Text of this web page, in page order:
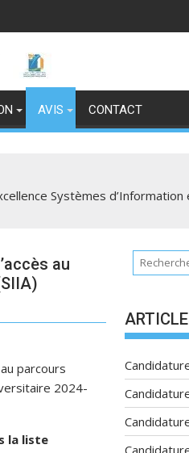
AVIS CONTACT
Systèmes
au
parcours
2024-
la liste